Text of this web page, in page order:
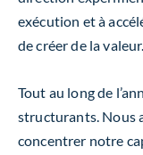
exécution et à
de créer de la valeur.
Tout au long de
structurants. Nous
concentrer notre